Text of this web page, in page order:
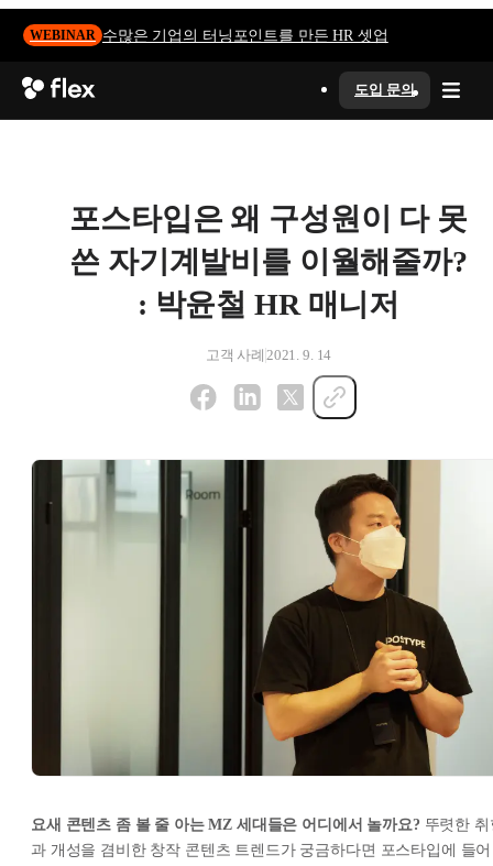
WEBINAR 수많은 기업의 터닝포인트를 만든 HR 셋업
도입 문의
포스타입은 왜 구성원이 다 못
쓴 자기계발비를 이월해줄까?
: 박윤철 HR 매니저
고객 사례 2021. 9. 14
요새 콘텐츠 좀 볼 줄 아는 MZ 세대들은 어디에서 놀까요? 뚜렷한 취
과 개성을 겸비한 창작 콘텐츠 트렌드가 궁금하다면 포스타입에 들어